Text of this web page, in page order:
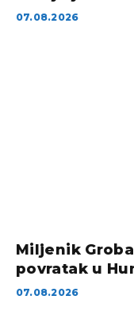
07.08.2026
Miljenik
povratak u
07.08.2026